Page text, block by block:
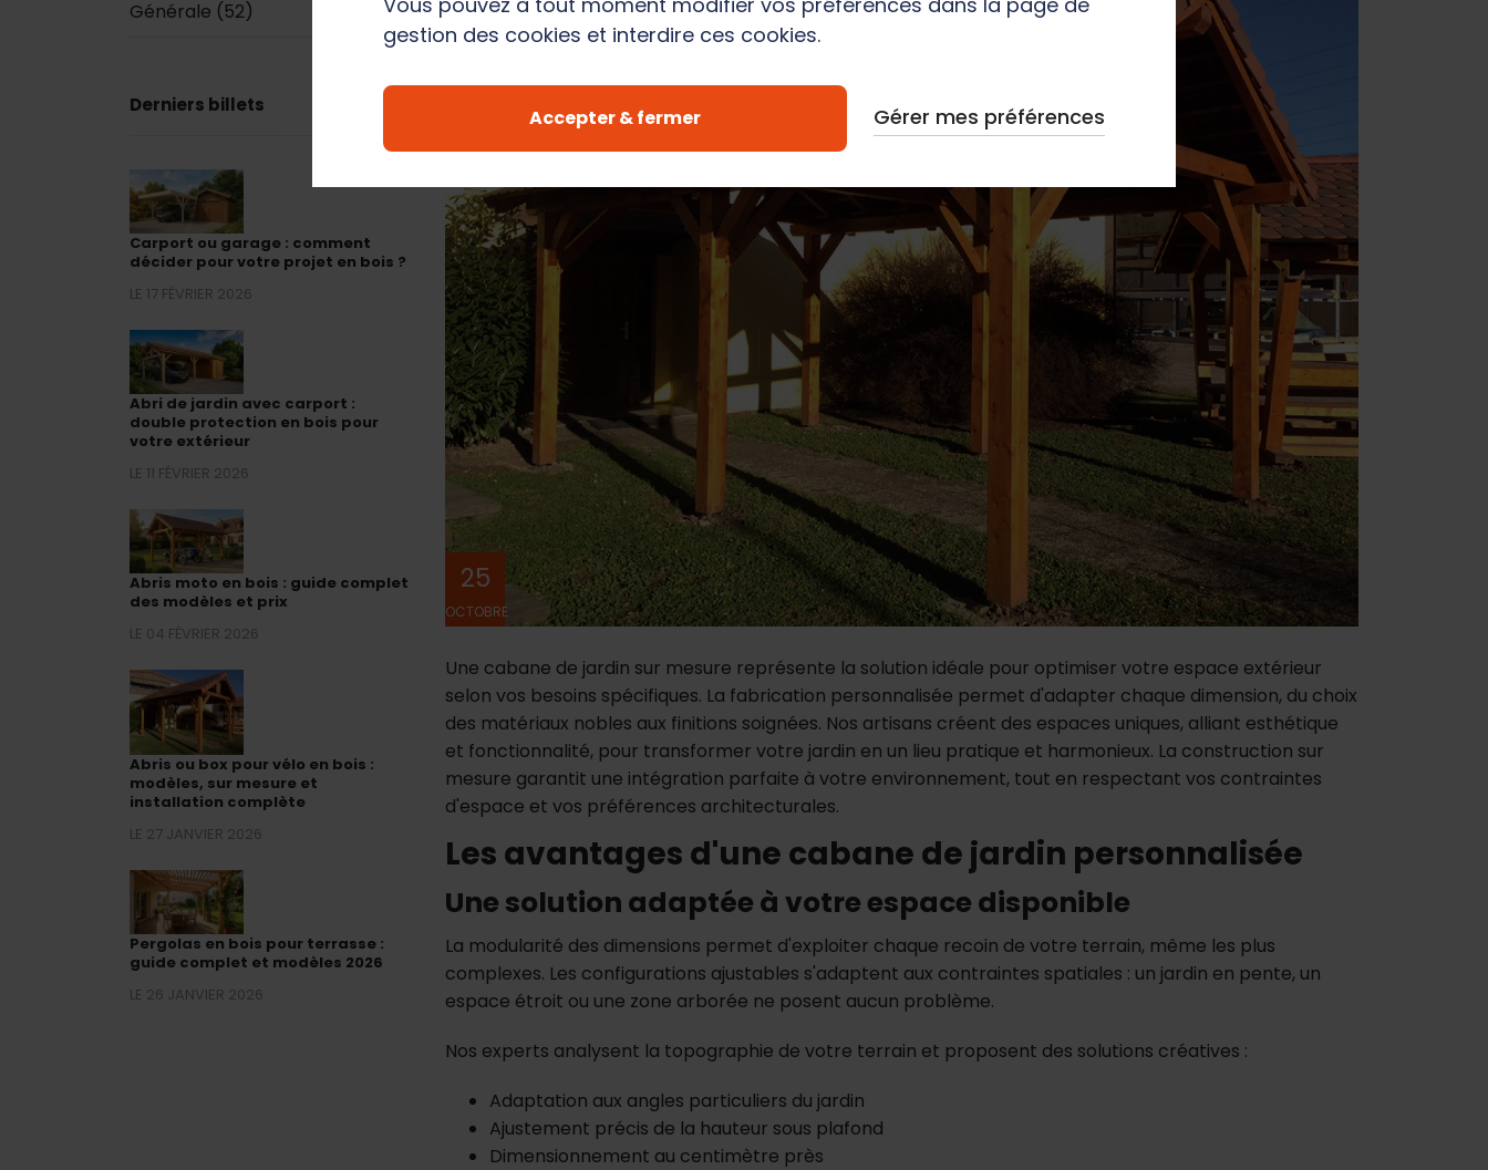
gestion des cookies et interdire ces cookies.
Accepter & fermer Gérer mes préférences
25
OCTOBRE
Une cabane de jardin sur mesure représente la solution idéale pour optimiser votre espace extérieur
selon vos besoins spécifiques. La fabrication personnalisée permet d'adapter chaque dimension, du choix
des matériaux nobles aux finitions soignées. Nos artisans créent des espaces uniques, alliant esthétique
et fonctionnalité, pour transformer votre jardin en un lieu pratique et harmonieux. La construction sur
mesure garantit une intégration parfaite à votre environnement, tout en respectant vos contraintes
d'espace et vos préférences architecturales.
Les avantages d'une cabane de jardin personnalisée
Une solution adaptée à votre espace disponible
La modularité des dimensions permet d'exploiter chaque recoin de votre terrain, même les plus
complexes. Les configurations ajustables s'adaptent aux contraintes spatiales : un jardin en pente, un
espace étroit ou une zone arborée ne posent aucun problème.
Nos experts analysent la topographie de votre terrain et proposent des solutions créatives :
Adaptation aux angles particuliers du jardin
Ajustement précis de la hauteur sous plafond
Dimensionnement au centimètre près
Générale (52)
Derniers billets
Carport ou garage : comment
décider pour votre projet en bois ?
LE 17 FÉVRIER 2026
Abri de jardin avec carport :
double protection en bois pour
votre extérieur
LE 11 FÉVRIER 2026
Abris moto en bois : guide complet
des modèles et prix
LE 04 FÉVRIER 2026
Abris ou box pour vélo en bois :
modèles, sur mesure et
installation complète
LE 27 JANVIER 2026
Pergolas en bois pour terrasse :
guide complet et modèles 2026
LE 26 JANVIER 2026